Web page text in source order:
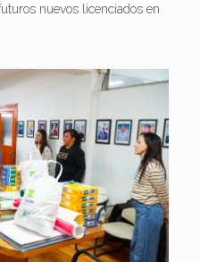
nuevos licenciados en